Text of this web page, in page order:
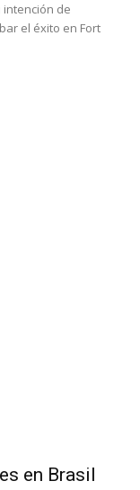
de
el éxito en Fort
en Brasil